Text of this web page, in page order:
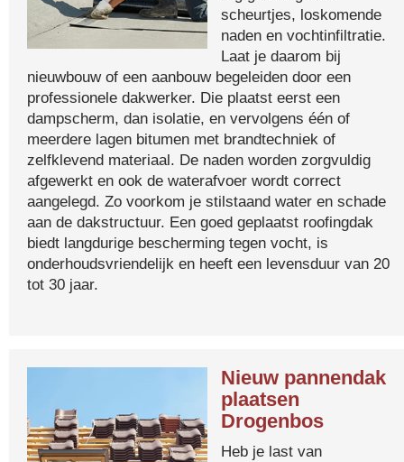
scheurtjes, loskomende
naden en vochtinfiltratie.
Laat je daarom bij
nieuwbouw of een aanbouw begeleiden door een
professionele dakwerker. Die plaatst eerst een
dampscherm, dan isolatie, en vervolgens één of
meerdere lagen bitumen met brandtechniek of
zelfklevend materiaal. De naden worden zorgvuldig
afgewerkt en ook de waterafvoer wordt correct
aangelegd. Zo voorkom je stilstaand water en schade
aan de dakstructuur. Een goed geplaatst roofingdak
biedt langdurige bescherming tegen vocht, is
onderhoudsvriendelijk en heeft een levensduur van 20
tot 30 jaar.
Nieuw pannendak
plaatsen
Drogenbos
Heb je last van